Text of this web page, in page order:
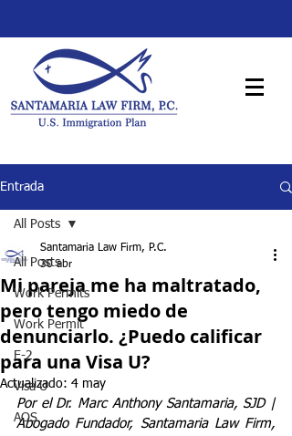
Entrada
All Posts
Work Permits
Work Permit
E-2
Visa U
AOS
All Posts
Mi pareja me ha maltratado,
pero tengo miedo de
denunciarlo. ¿Puedo calificar
para una Visa U?
Santamaria Law Firm, P.C.
30 abr
Actualizado: 4 may
Por el Dr. Marc Anthony Santamaria, SJD |
Abogado Fundador, Santamaria Law Firm,